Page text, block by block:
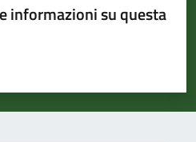
informazioni su questa
su 5
5